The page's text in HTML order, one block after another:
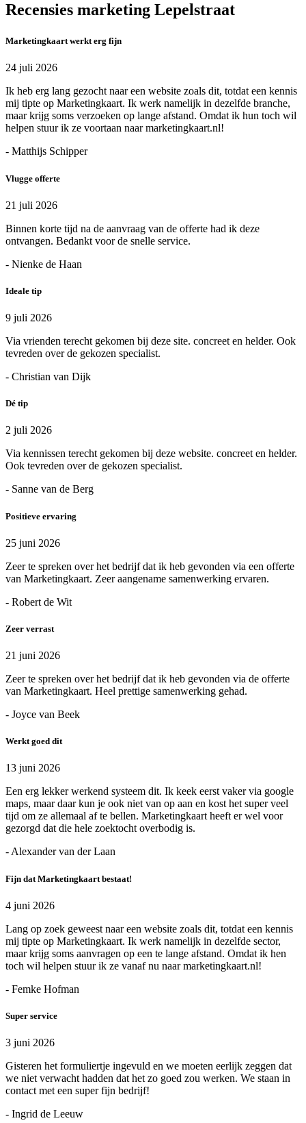
Recensies marketing Lepelstraat
Marketingkaart werkt erg fijn
24 juli 2026
Ik heb erg lang gezocht naar een website zoals dit, totdat een kennis
mij tipte op Marketingkaart. Ik werk namelijk in dezelfde branche,
maar krijg soms verzoeken op lange afstand. Omdat ik hun toch wil
helpen stuur ik ze voortaan naar marketingkaart.nl!
- Matthijs Schipper
Vlugge offerte
21 juli 2026
Binnen korte tijd na de aanvraag van de offerte had ik deze
ontvangen. Bedankt voor de snelle service.
- Nienke de Haan
Ideale tip
9 juli 2026
Via vrienden terecht gekomen bij deze site. concreet en helder. Ook
tevreden over de gekozen specialist.
- Christian van Dijk
Dé tip
2 juli 2026
Via kennissen terecht gekomen bij deze website. concreet en helder.
Ook tevreden over de gekozen specialist.
- Sanne van de Berg
Positieve ervaring
25 juni 2026
Zeer te spreken over het bedrijf dat ik heb gevonden via een offerte
van Marketingkaart. Zeer aangename samenwerking ervaren.
- Robert de Wit
Zeer verrast
21 juni 2026
Zeer te spreken over het bedrijf dat ik heb gevonden via de offerte
van Marketingkaart. Heel prettige samenwerking gehad.
- Joyce van Beek
Werkt goed dit
13 juni 2026
Een erg lekker werkend systeem dit. Ik keek eerst vaker via google
maps, maar daar kun je ook niet van op aan en kost het super veel
tijd om ze allemaal af te bellen. Marketingkaart heeft er wel voor
gezorgd dat die hele zoektocht overbodig is.
- Alexander van der Laan
Fijn dat Marketingkaart bestaat!
4 juni 2026
Lang op zoek geweest naar een website zoals dit, totdat een kennis
mij tipte op Marketingkaart. Ik werk namelijk in dezelfde sector,
maar krijg soms aanvragen op een te lange afstand. Omdat ik hen
toch wil helpen stuur ik ze vanaf nu naar marketingkaart.nl!
- Femke Hofman
Super service
3 juni 2026
Gisteren het formuliertje ingevuld en we moeten eerlijk zeggen dat
we niet verwacht hadden dat het zo goed zou werken. We staan in
contact met een super fijn bedrijf!
- Ingrid de Leeuw